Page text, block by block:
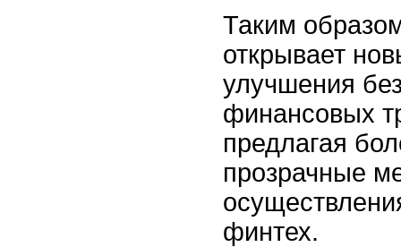
Таким
открывает
улучшения
финансовых
предлагая
прозрачные
финтех.